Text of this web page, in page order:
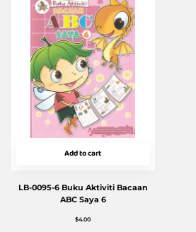
Add to cart
LB-0095-6 Buku Aktiviti Bacaan
ABC Saya 6
$4.00